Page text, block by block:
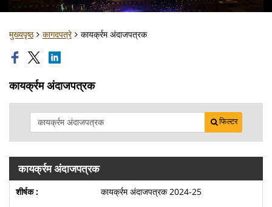
मुख्यपृष्ठ कागदपत्रे कायर्क्रम अंदाजपत्रक
कायर्क्रम अंदाजपत्रक
फिल्टर
कायर्क्रम अंदाजपत्रक
कायर्क्रम अंदाजपत्रक 2024-25